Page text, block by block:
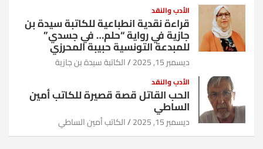
الأدب والنقد
قراءة نقدية انطباعية للكاتبة سيدة بن
جازية في رواية “حلم… في جسدي”
للمبدعة التونسية حبيبة المحرزي
ديسمبر 15, 2025 الكاتبة سيدة بن جازية
الأدب والنقد
الحب القاتل قصة قصيرة للكاتب أمين
الساطي
ديسمبر 15, 2025 الكاتب أمين الساطي